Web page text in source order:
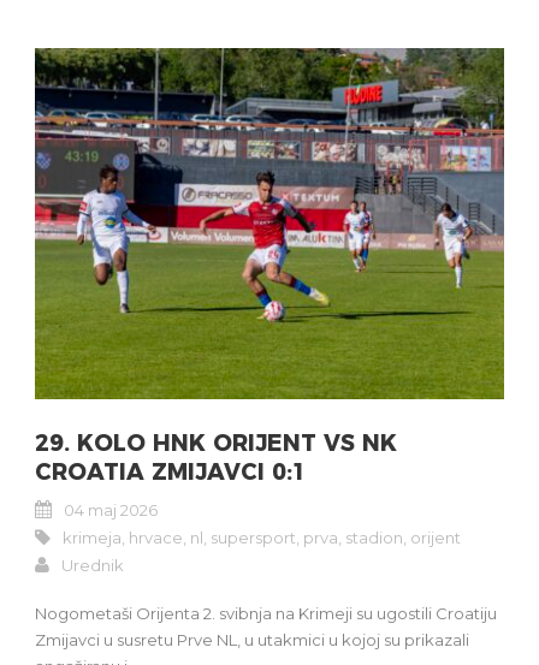
29. KOLO HNK ORIJENT VS NK
CROATIA ZMIJAVCI 0:1
04 maj 2026
krimeja hrvace nl supersport prva stadion orijent
Urednik
Nogometaši Orijenta 2. svibnja na Krimeji su ugostili Croatiju
Zmijavci u susretu Prve NL, u utakmici u kojoj su prikazali